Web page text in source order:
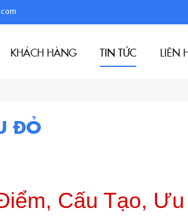
KHÁCH HÀNG TIN TỨC LIÊN
ĐỎ
Cấu Tạo,